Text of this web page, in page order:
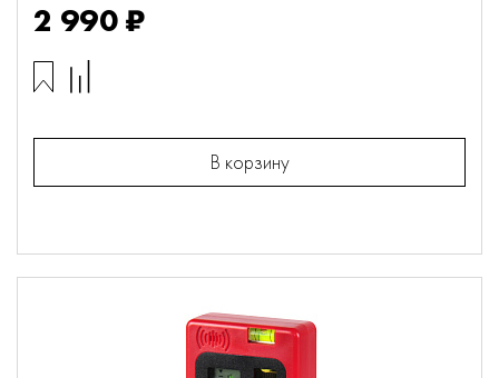
2 990 ₽
В корзину